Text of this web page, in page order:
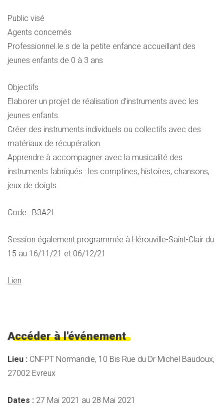
Public visé
Agents concernés
Professionnel.le.s de la petite enfance accueillant des
jeunes enfants de 0 à 3 ans
Objectifs
Elaborer un projet de réalisation d’instruments avec les
jeunes enfants.
Créer des instruments individuels ou collectifs avec des
matériaux de récupération.
Apprendre à accompagner avec la musicalité des
instruments fabriqués : les comptines, histoires, chansons,
jeux de doigts.
Code : B3A2I
Session également programmée à Hérouville-Saint-Clair du
15 au 16/11/21 et 06/12/21
Lien
Accéder à l'événement
Lieu : CNFPT Normandie, 10 Bis Rue du Dr Michel Baudoux,
27002 Evreux
Dates : 27 Mai 2021 au 28 Mai 2021